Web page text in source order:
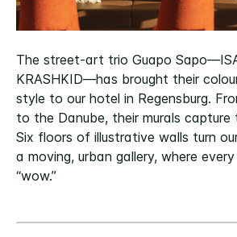
The street-art trio Guapo
KRASHKID—has brought their
style to our hotel in Regensburg.
to the Danube, their murals capture
Six floors of illustrative walls turn
a moving, urban gallery, where
“wow.”